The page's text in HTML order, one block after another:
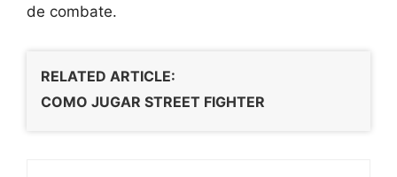
de combate.
RELATED ARTICLE:
COMO JUGAR STREET FIGHTER